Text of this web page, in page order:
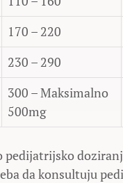
170 – 220
230 – 290
300 – Maksimalno
500mg
pedijatrijsko
da konsultuju